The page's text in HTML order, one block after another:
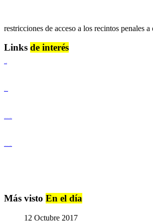
restricciones de acceso a los recintos penales
Links de interés
Más visto En el día
12 Octubre 2017